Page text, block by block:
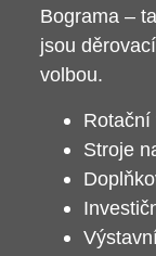
Bograma –
jsou
volbou.
Rotační
Stroje